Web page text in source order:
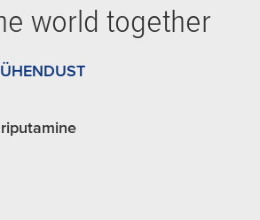
world together